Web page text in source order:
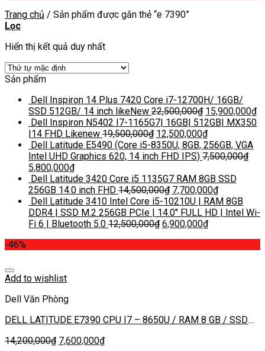
Trang chủ / Sản phẩm được gắn thẻ “e 7390”
Lọc
Hiển thị kết quả duy nhất
Sản phẩm
Dell Inspiron 14 Plus 7420 Core i7-12700H/ 16GB/
SSD 512GB/ 14 inch likeNew 22,500,000₫ 15,900,000₫
Dell Inspiron N5402 I7-1165G7| 16GB| 512GB| MX350
|14 FHD Likenew 19,500,000₫ 12,500,000₫
Dell Latitude E5490 (Core i5-8350U, 8GB, 256GB, VGA
Intel UHD Graphics 620, 14 inch FHD IPS) 7,500,000₫
5,800,000₫
Dell Latitude 3420 Core i5 1135G7 RAM 8GB SSD
256GB 14.0 inch FHD 14,500,000₫ 7,700,000₫
Dell Latitude 3410 Intel Core i5-10210U | RAM 8GB
DDR4 | SSD M.2 256GB PCIe | 14.0″ FULL HD | Intel Wi-
Fi 6 | Bluetooth 5.0 12,500,000₫ 6,900,000₫
-46%
Add to wishlist
Dell Văn Phòng
DELL LATITUDE E7390 CPU I7 – 8650U / RAM 8 GB / SSD
14,200,000₫ 7,600,000₫